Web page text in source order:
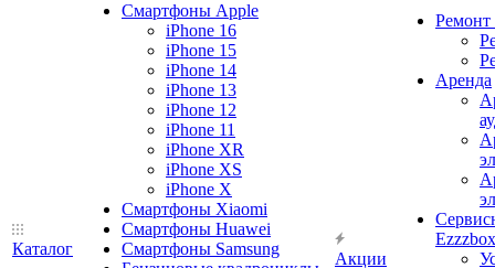
Каталог
Смартфоны Apple
iPhone 16
iPhone 15
iPhone 14
iPhone 13
iPhone 12
iPhone 11
iPhone XR
iPhone XS
iPhone X
Смартфоны Xiaomi
Смартфоны Huawei
Смартфоны Samsung
Акции
Ремонт
Аренда
Ezzzbox